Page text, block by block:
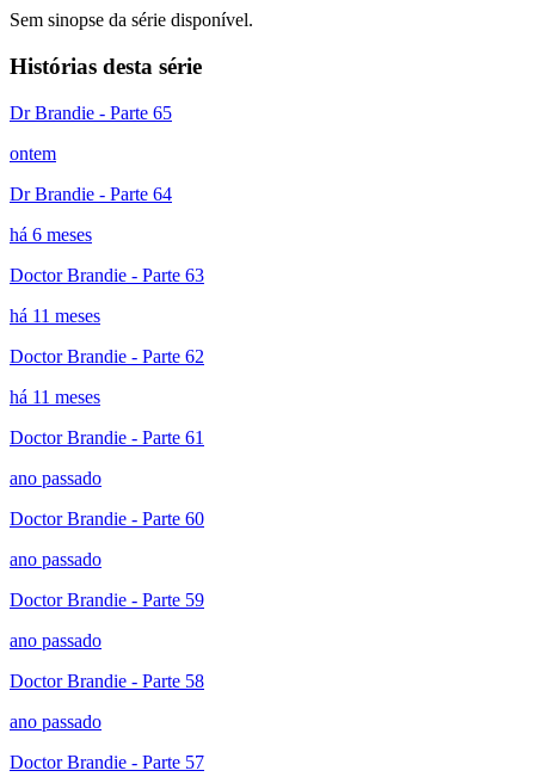
Sem sinopse da série disponível.
Histórias desta série
Dr Brandie - Parte 65
ontem
Dr Brandie - Parte 64
há 6 meses
Doctor Brandie - Parte 63
há 11 meses
Doctor Brandie - Parte 62
há 11 meses
Doctor Brandie - Parte 61
ano passado
Doctor Brandie - Parte 60
ano passado
Doctor Brandie - Parte 59
ano passado
Doctor Brandie - Parte 58
ano passado
Doctor Brandie - Parte 57